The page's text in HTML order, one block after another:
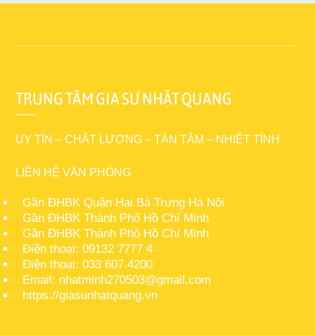
TRUNG TÂM GIA SƯ NHẬT QUANG
UY TÍN – CHẤT LƯỢNG – TẬN TÂM – NHIỆT TÌNH
LIÊN HỆ VĂN PHÒNG
Gần ĐHBK Quận Hai Bà Trưng Hà Nội
Gần ĐHBK Thành Phố Hồ Chí Minh
Gần ĐHBK Thành Phố Hồ Chí Minh
Điện thoại: 09132 7777 4
Điện thoại: 033 607.4200
Email: nhatminh270503@gmail.com
https://giasunhatquang.vn